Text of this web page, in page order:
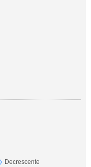
Decrescente